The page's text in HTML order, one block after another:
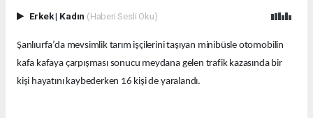
Erkek| Kadın (Haberi Sesli Oku)
Şanlıurfa’da mevsimlik tarım işçilerini taşıyan minibüsle otomobilin
kafa kafaya çarpışması sonucu meydana gelen trafik kazasında bir
kişi hayatını kaybederken 16 kişi de yaralandı.